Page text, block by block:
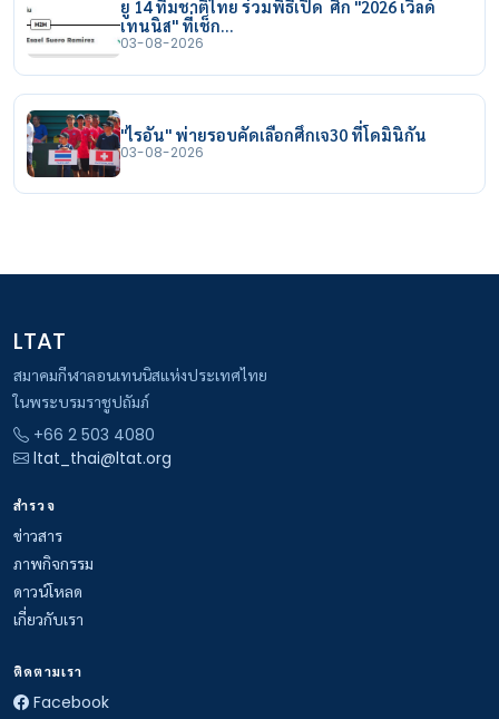
ยู 14 ทีมชาติไทย ร่วมพิธีเปิด ศึก "2026 เวิลด์
เทนนิส" ที่เช็ก…
03-08-2026
"ไรอัน" พ่ายรอบคัดเลือกศึกเจ30 ที่โดมินิกัน
03-08-2026
LTAT
สมาคมกีฬาลอนเทนนิสแห่งประเทศไทย
ในพระบรมราชูปถัมภ์
+66 2 503 4080
ltat_thai@ltat.org
สำรวจ
ข่าวสาร
ภาพกิจกรรม
ดาวน์โหลด
เกี่ยวกับเรา
ติดตามเรา
Facebook